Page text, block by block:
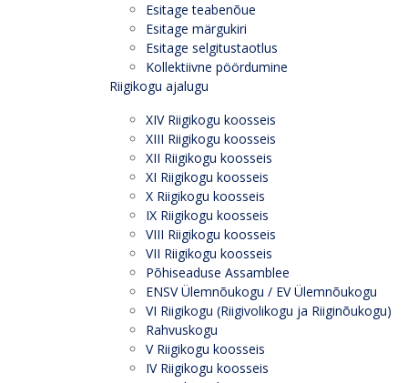
Esitage teabenõue
Esitage märgukiri
Esitage selgitustaotlus
Kollektiivne pöördumine
Riigikogu ajalugu
XIV Riigikogu koosseis
XIII Riigikogu koosseis
XII Riigikogu koosseis
XI Riigikogu koosseis
X Riigikogu koosseis
IX Riigikogu koosseis
VIII Riigikogu koosseis
VII Riigikogu koosseis
Põhiseaduse Assamblee
ENSV Ülemnõukogu / EV Ülemnõukogu
VI Riigikogu (Riigivolikogu ja Riiginõukogu)
Rahvuskogu
V Riigikogu koosseis
IV Riigikogu koosseis